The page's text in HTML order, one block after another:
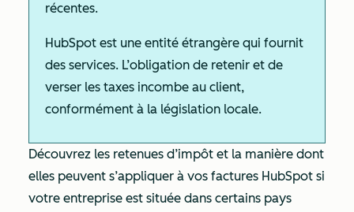
récentes.
HubSpot est une entité étrangère qui fournit
des services. L’obligation de retenir et de
verser les taxes incombe au client,
conformément à la législation locale.
Découvrez les retenues d’impôt et la manière dont
elles peuvent s’appliquer à vos factures HubSpot si
votre entreprise est située dans certains pays